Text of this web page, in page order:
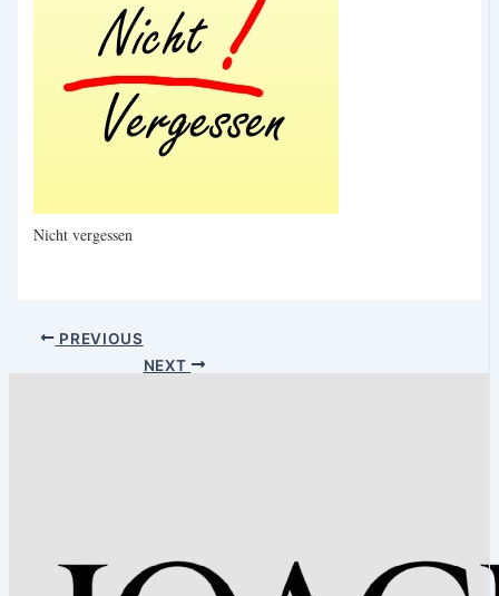
Nicht vergessen
PREVIOUS
NEXT